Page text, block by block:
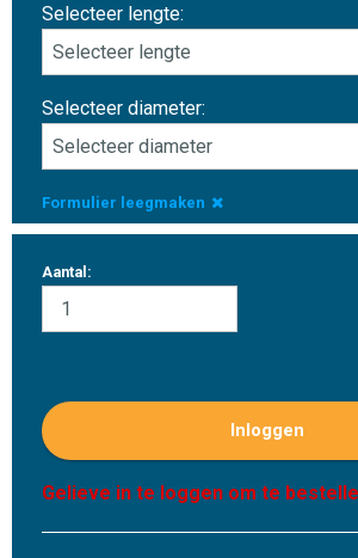
Selecteer lengte:
Selecteer diameter:
Formulier leegmaken
Aantal:
Inloggen
Gelieve in te loggen om te